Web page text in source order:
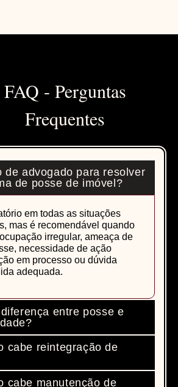
FAQ - Perguntas
Frequentes
de advogado para resolver
de posse de imóvel?
em todas as situações
mas é recomendável quando
irregular, ameaça de
necessidade de ação
em processo ou dúvida
adequada.
entre posse e
está ligada ao direito real
reconhecido sobre o imóvel.
ao exercício de fato sobre
cabe reintegração de
cabe manutenção de